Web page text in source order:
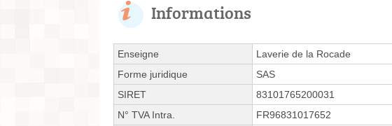
Informations
Enseigne
Laverie de la Rocade
Forme juridique
SAS
SIRET
83101765200031
N° TVA Intra.
FR96831017652